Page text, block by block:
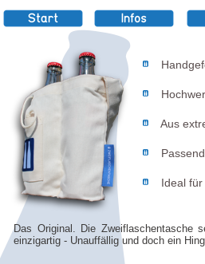
Aus
Passend
Ideal für
Das Original. Die Zweiflaschentasche
einzigartig - Unauffällig und doch ein